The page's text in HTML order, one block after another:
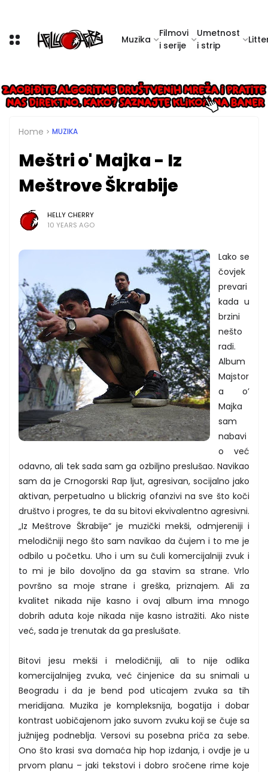
Muzika
Filmovi
i serije
Umetnost
i strip
Home MUZIKA
Meštri o' Majka - Iz
Meštrove Škrabije
HELLY CHERRY
10 YEARS AGO
Lako se
čovjek
prevari
kada u
brzini
nešto
radi.
Album
Majstor
a o’
Majka
sam
nabavi
o već
odavno, ali tek sada sam ga ozbiljno preslušao. Navikao
sam da je Crnogorski Rap ljut, agresivan, socijalno jako
aktivan, perpetualno u blickrig ofanzivi na sve što koči
društvo i progres, te da su bitovi ekvivalentno agresivni.
„Iz Meštrove Škrabije“ je muzički mekši, odmjereniji i
melodičniji nego što sam navikao da čujem i to me je
odbilo u početku. Uho i um su čuli komercijalniji zvuk i
to mi je bilo dovoljno da ga stavim sa strane. Vrlo
površno sa moje strane i greška, priznajem. Ali za
kvalitet nikada nije kasno i ovaj album ima mnogo
dobrih aduta koje nikada nije kasno istražiti. Ako niste
već, sada je trenutak da ga preslušate.
Bitovi jesu mekši i melodičniji, ali to nije odlika
komercijalnijeg zvuka, već činjenice da su snimali u
Beogradu i da je bend pod uticajem zvuka sa tih
meridijana. Muzika je kompleksnija, bogatija i dobar
kontrast uobičajenom jako suvom zvuku koji se čuje sa
južnijeg podneblja. Versovi su posebna priča za sebe.
Ono što krasi sva domaća hip hop izdanja, i ovdje je u
prvom planu – jaki tekstovi i dobro sročene rime koje